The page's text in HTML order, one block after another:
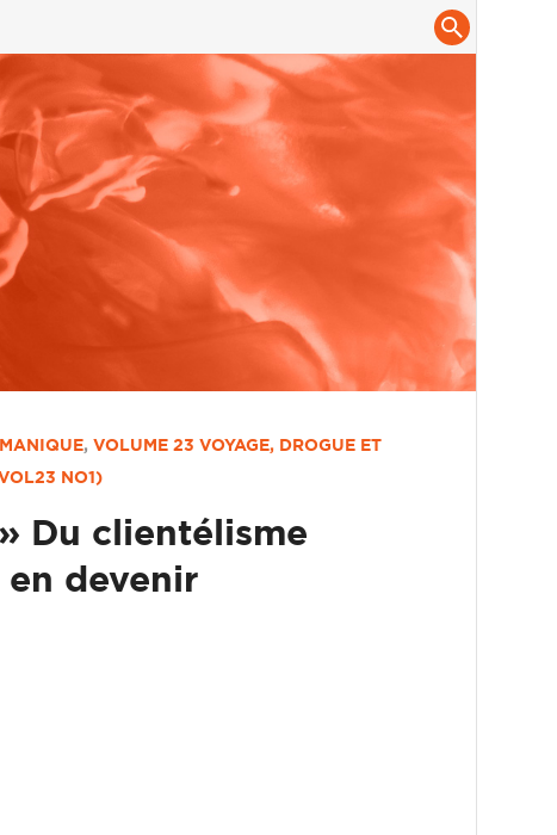
, VOLUME 23 VOYAGE, DROGUE ET
NO1)
Du clientélisme
devenir